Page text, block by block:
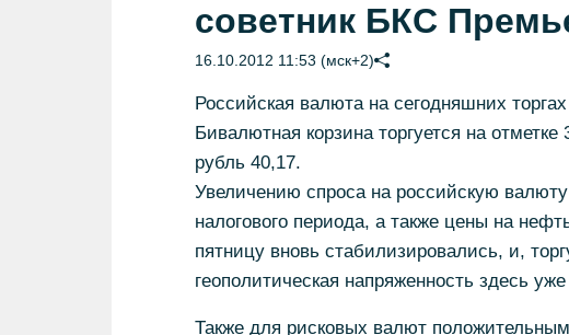
советник БКС
16.10.2012 11:53 (мск+2)
Российская валюта на сегодняшних
Бивалютная корзина торгуется на
рубль 40,17.
Увеличению спроса на российскую валюту
налогового периода, а также цены на
пятницу вновь стабилизировались, и,
геополитическая напряженность здесь
Также для рисковых валют